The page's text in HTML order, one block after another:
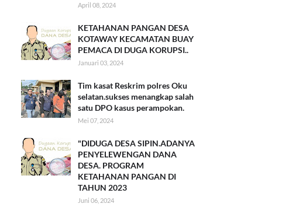
April 08, 2024
KETAHANAN PANGAN DESA
KOTAWAY KECAMATAN BUAY
PEMACA DI DUGA KORUPSI..
Januari 03, 2024
Tim kasat Reskrim polres Oku
selatan.sukses menangkap salah
satu DPO kasus perampokan.
Mei 07, 2024
"DIDUGA DESA SIPIN.ADANYA
PENYELEWENGAN DANA
DESA. PROGRAM
KETAHANAN PANGAN DI
TAHUN 2023
Juni 06, 2024